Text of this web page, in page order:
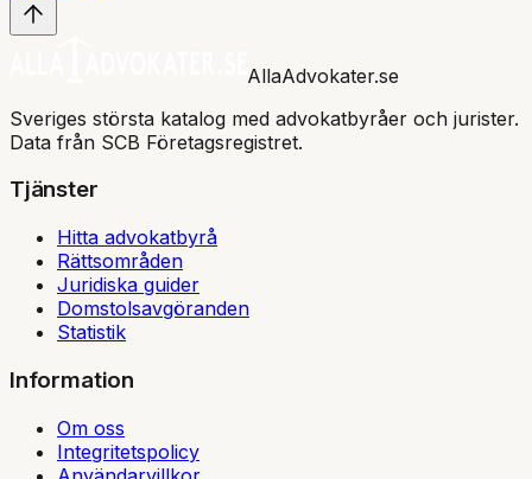
AllaAdvokater.se
Sveriges största katalog med advokatbyråer och jurister.
Data från SCB Företagsregistret.
Tjänster
Hitta advokatbyrå
Rättsområden
Juridiska guider
Domstolsavgöranden
Statistik
Information
Om oss
Integritetspolicy